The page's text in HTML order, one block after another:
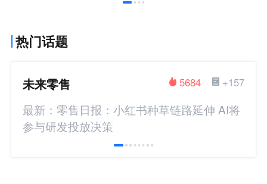
热门话题
未来零售 +157
5684
最新：零售日报：小红书种草链路延伸 AI将
参与研发投放决策